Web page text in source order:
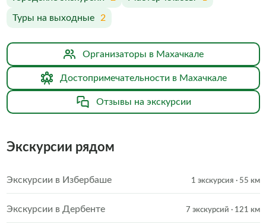
Туры на выходные 2
Организаторы в Махачкале
Достопримечательности в Махачкале
Отзывы на экскурсии
Экскурсии рядом
Экскурсии в Избербаше 1 экскурсия · 55 км
Экскурсии в Дербенте 7 экскурсий · 121 км